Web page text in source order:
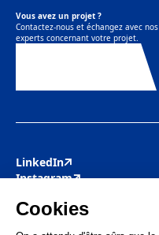
Vous avez un projet ?
Contactez-nous et échangez avec nos
experts concernant votre projet.
LinkedIn
Instagram
Facebook